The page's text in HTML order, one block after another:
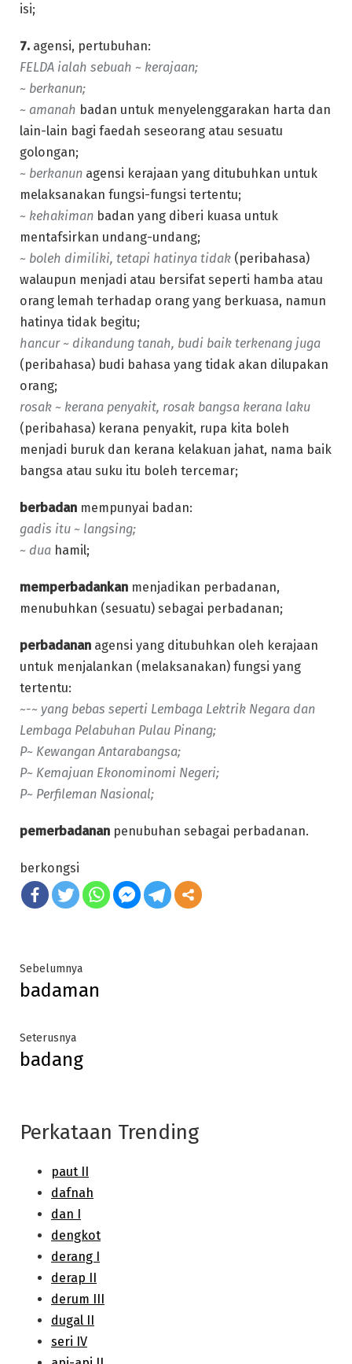
isi;
7. agensi, pertubuhan:
FELDA ialah sebuah ~ kerajaan;
~ berkanun;
~ amanah badan untuk menyelenggarakan harta dan
lain-lain bagi faedah seseorang atau sesuatu
golongan;
~ berkanun agensi kerajaan yang ditubuhkan untuk
melaksanakan fungsi-fungsi tertentu;
~ kehakiman badan yang diberi kuasa untuk
mentafsirkan undang-undang;
~ boleh dimiliki, tetapi hatinya tidak (peribahasa)
walaupun menjadi atau bersifat seperti hamba atau
orang lemah terhadap orang yang berkuasa, namun
hatinya tidak begitu;
hancur ~ dikandung tanah, budi baik terkenang juga
(peribahasa) budi bahasa yang tidak akan dilupakan
orang;
rosak ~ kerana penyakit, rosak bangsa kerana laku
(peribahasa) kerana penyakit, rupa kita boleh
menjadi buruk dan kerana kelakuan jahat, nama baik
bangsa atau suku itu boleh tercemar;
berbadan mempunyai badan:
gadis itu ~ langsing;
~ dua hamil;
memperbadankan menjadikan perbadanan,
menubuhkan (sesuatu) sebagai perbadanan;
perbadanan agensi yang ditubuhkan oleh kerajaan
untuk menjalankan (melaksanakan) fungsi yang
tertentu:
~-~ yang bebas seperti Lembaga Lektrik Negara dan
Lembaga Pelabuhan Pulau Pinang;
P~ Kewangan Antarabangsa;
P~ Kemajuan Ekonominomi Negeri;
P~ Perfileman Nasional;
pemerbadanan penubuhan sebagai perbadanan.
berkongsi
Post
navigation
Sebelumnya
post:
badaman
Seterusnya
post:
badang
Perkataan Trending